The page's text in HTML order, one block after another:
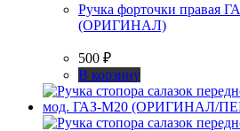
Ручка форточки правая
(ОРИГИНАЛ)
500 ₽
В корзину